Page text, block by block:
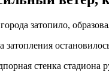
затопило,
затопления
стенка